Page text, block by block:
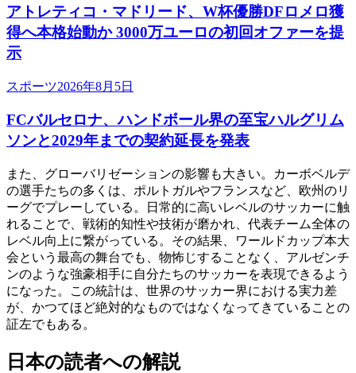
アトレティコ・マドリード、W杯優勝DFロメロ獲
得へ本格始動か 3000万ユーロの初回オファーを提
示
スポーツ2026年8月5日
FCバルセロナ、ハンドボール界の至宝ハルグリム
ソンと2029年までの契約延長を発表
また、グローバリゼーションの影響も大きい。カーボベルデ
の選手たちの多くは、ポルトガルやフランスなど、欧州のリ
ーグでプレーしている。日常的に高いレベルのサッカーに触
れることで、戦術的知性や技術が磨かれ、代表チーム全体の
レベル向上に繋がっている。その結果、ワールドカップ本大
会という最高の舞台でも、物怖じすることなく、アルゼンチ
ンのような強豪相手に自分たちのサッカーを表現できるよう
になった。この統計は、世界のサッカー界における実力差
が、かつてほど絶対的なものではなくなってきていることの
証左でもある。
日本の読者への解説